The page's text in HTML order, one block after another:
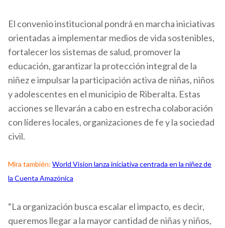
El convenio institucional pondrá en marcha iniciativas
orientadas a implementar medios de vida sostenibles,
fortalecer los sistemas de salud, promover la
educación, garantizar la protección integral de la
niñez e impulsar la participación activa de niñas, niños
y adolescentes en el municipio de Riberalta. Estas
acciones se llevarán a cabo en estrecha colaboración
con líderes locales, organizaciones de fe y la sociedad
civil.
Mira también: World Vision lanza iniciativa centrada en la niñez de
la Cuenta Amazónica
“La organización busca escalar el impacto, es decir,
queremos llegar a la mayor cantidad de niñas y niños,